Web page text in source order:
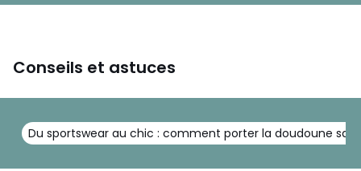
Conseils et astuces
Du sportswear au chic : comment porter la doudoune